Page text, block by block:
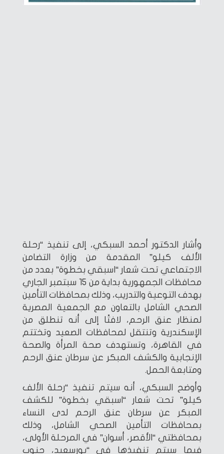
وأشار الدكتور أحمد السبكي، إلى تنفيذ “رحلة
الألف كيلو” المقدمة من وزارة التضامن
الاجتماعي تحت شعار “اسبقي بخطوة” بعدد من
محافظات الجمهورية بداية من 15 سبتمبر الجاري
بهدف التوعية والتدريب، وذلك بمحافظات التأمين
الصحي الشامل بالتعاون مع الجمعية المصرية
لمنظار عنق الرحم، لافتًا إلى أنه تنطلق من
الإسكندرية وتنتقل لمحافظات الصعيد وتختتم
في القاهرة، وتستهدف صحة المرأة والصحة
الإنجابية والكشف المبكر عن سرطان عنق الرحم
ومتابعة الحمل.
وأوضح السبكي، أنه سيتم تنفيذ “رحلة الألف
كيلو” تحت شعار “اسبقي بخطوة” للكشف
المبكر عن سرطان عنق الرحم لدى النساء
بمحافظات التأمين الصحي الشامل، وذلك
بمحافظتي “الأقصر، أسوان” في المرحلة الأولى،
فيما سيتم تنفيذها في “بورسعيد، جنوب